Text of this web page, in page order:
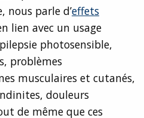
nous parle d’effets
lien avec un usage
photosensible,
problèmes
musculaires et cutanés,
douleurs
de même que ces